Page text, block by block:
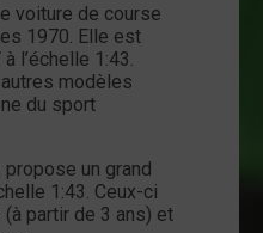
voiture de course
1970. Elle est
l’échelle 1:43.
modèles
du sport
un grand
1:43. Ceux-ci
partir de 3 ans) et